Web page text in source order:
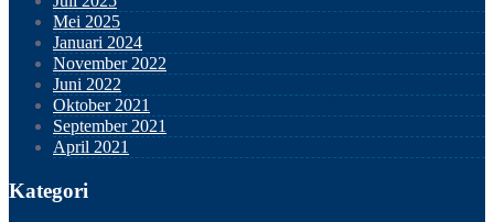
Mei 2025
Januari 2024
November 2022
Juni 2022
Oktober 2021
September 2021
April 2021
Kategori